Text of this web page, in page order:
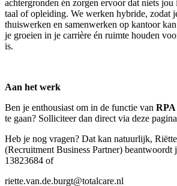
achtergronden én zorgen ervoor dat niets jou
taal of opleiding. We werken hybride, zodat
thuiswerken en samenwerken op kantoor
je groeien in je carrière én ruimte houden
is.
Aan het werk
Ben je enthousiast om in de functie van RPA
te gaan? Solliciteer dan direct via deze
Heb je nog vragen? Dat kan natuurlijk,
(Recruitment Business Partner) beantwoordt
13823684 of
riette.van.de.burgt@totalcare.nl